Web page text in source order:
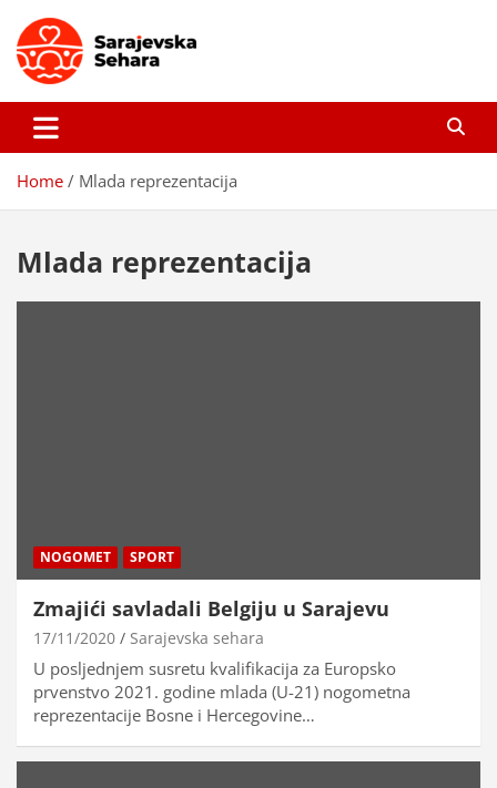
content
Sarajevska sehara
Home Mlada reprezentacija
Mlada reprezentacija
NOGOMET SPORT
Zmajići savladali Belgiju u Sarajevu
17/11/2020 Sarajevska sehara
U posljednjem susretu kvalifikacija za Europsko
prvenstvo 2021. godine mlada (U-21) nogometna
reprezentacije Bosne i Hercegovine…